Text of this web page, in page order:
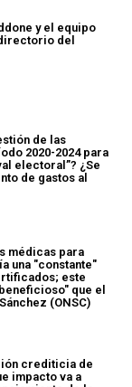
y el equipo
del
de las
2020-2024 para
electoral”? ¿Se
de gastos al
médicas para
una "constante"
este
que el
(ONSC)
crediticia de
impacto va a